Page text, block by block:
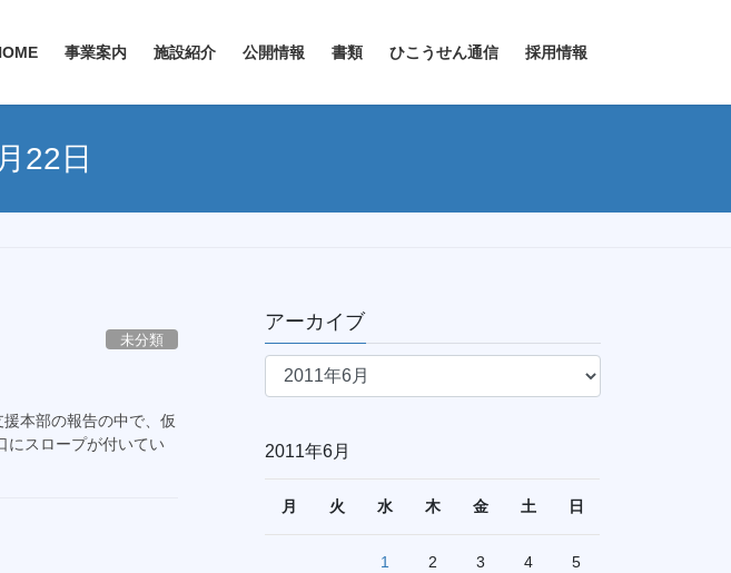
事業案内 施設紹介 公開情報 書類 ひこうせん通信 採用情報
22日
未分類
本部の報告の中で、仮
にスロープが付いてい
アーカイブ
ア
ブ
2011年6月
月 火 水 木 金 土 日
1 2 3 4 5